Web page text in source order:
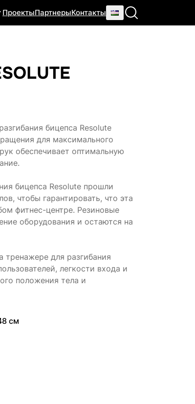
ПроектыПартнерыКонтакты
бицепса Resolute
для максимального
обеспечивает оптимальную
бицепса Resolute прошли
чтобы гарантировать, что эта
фитнес-центре. Резиновые
оборудования и остаются на
тренажере для разгибания
легкости входа и
положения тела и
см